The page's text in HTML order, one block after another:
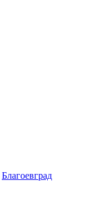
Благоевград